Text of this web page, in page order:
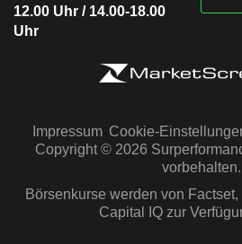
12.00 Uhr / 14.00-18.00
Uhr
Impressum Cookie-
Copyright © 2026
vorbehalten.
Börsenkurse werden von
Capital IQ zur